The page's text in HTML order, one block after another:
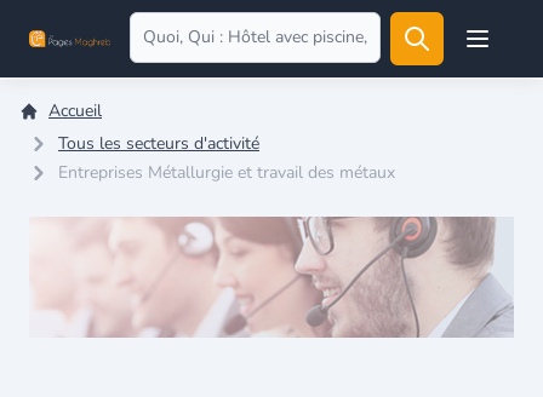
Open
Accueil
Tous les secteurs d'activité
Entreprises Métallurgie et travail des métaux